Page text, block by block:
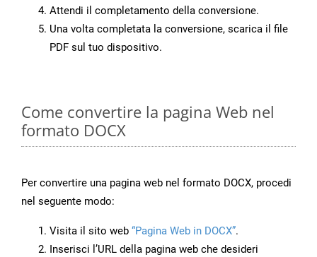
Attendi il completamento della conversione.
Una volta completata la conversione, scarica il file
PDF sul tuo dispositivo.
Come convertire la pagina Web nel
formato DOCX
Per convertire una pagina web nel formato DOCX, procedi
nel seguente modo:
Visita il sito web “Pagina Web in DOCX”.
Inserisci l’URL della pagina web che desideri